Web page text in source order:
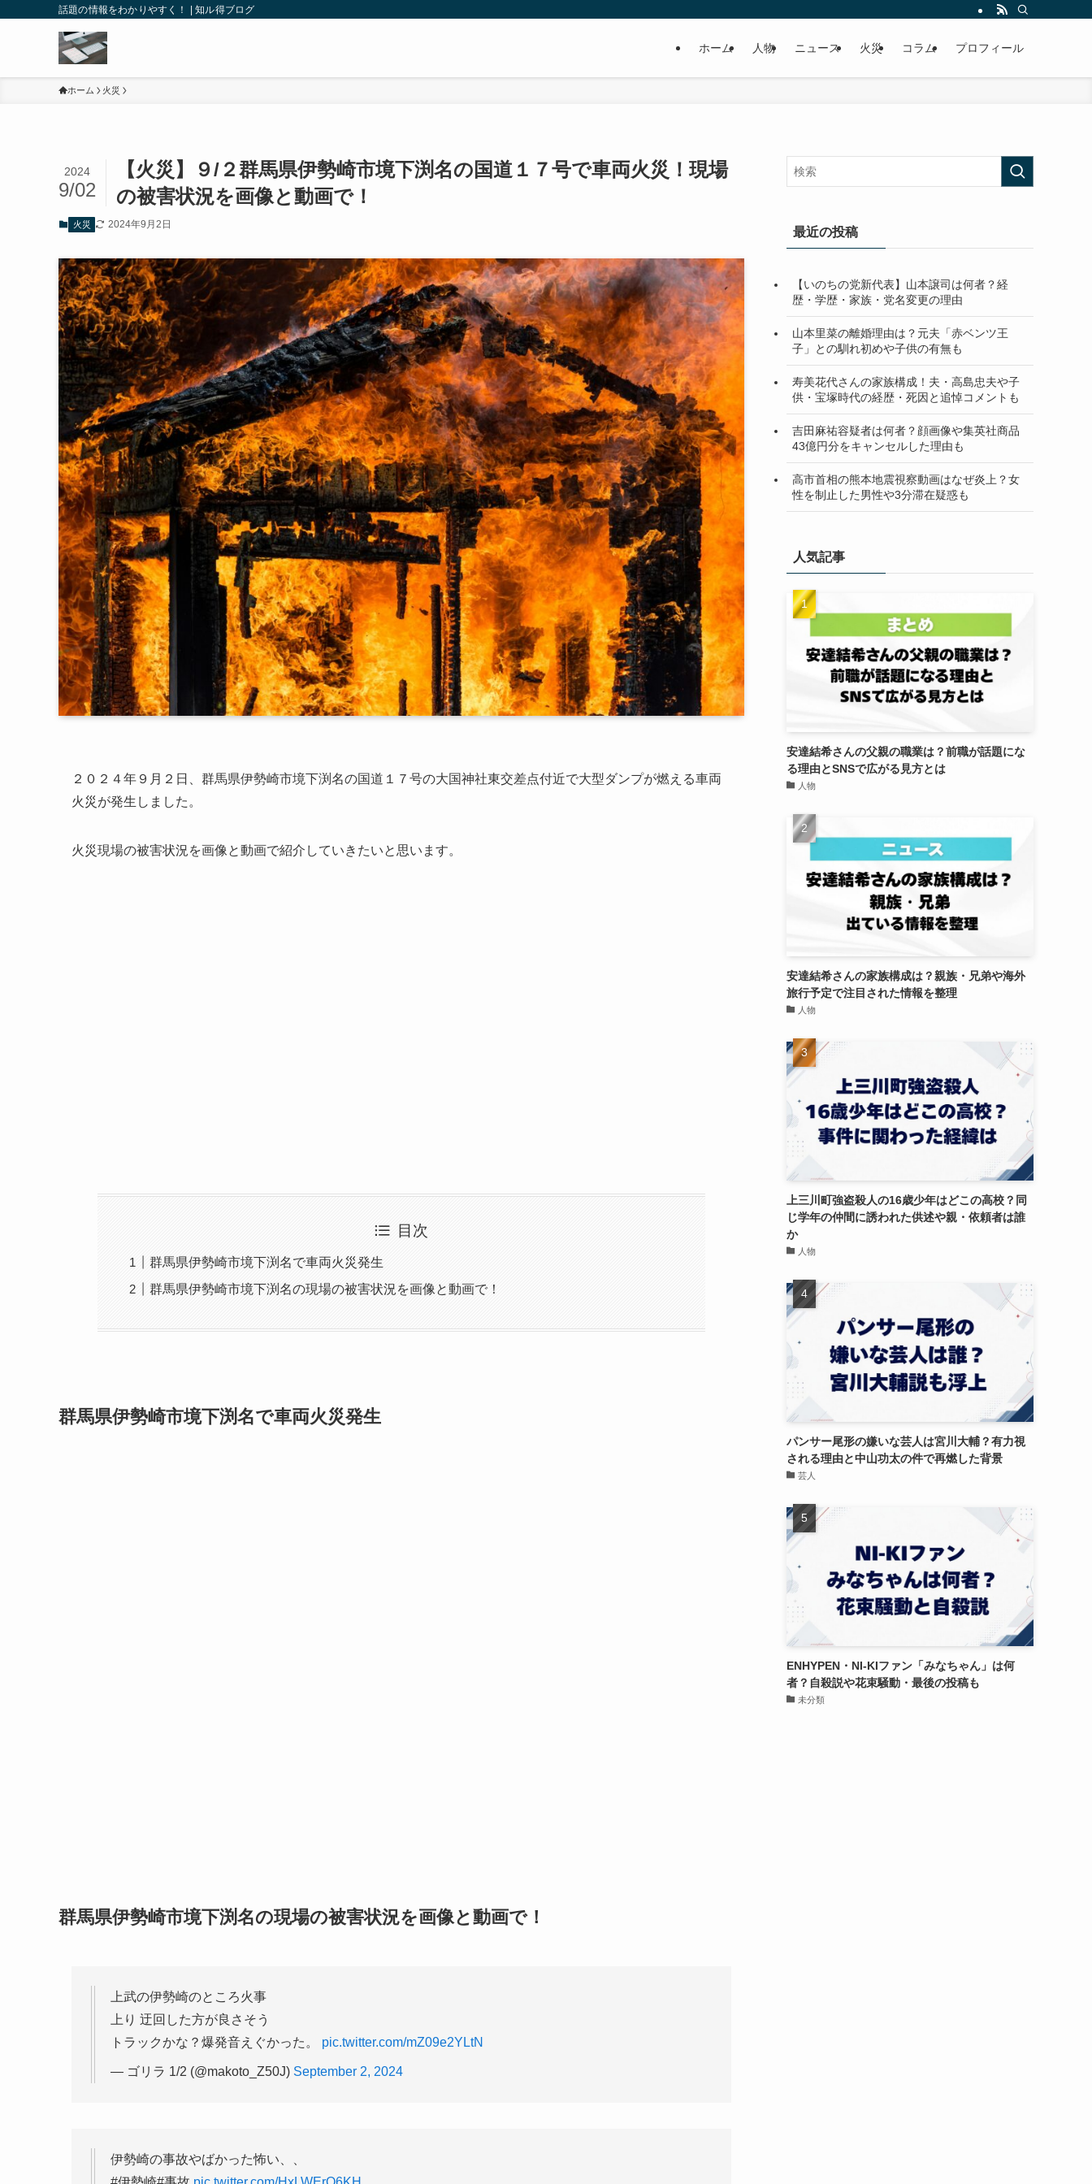
話題の情報をわかりやすく！ | 知ル得ブログ
ホーム 人物 ニュース 火災 コラム プロフィール
ホーム 火災
【火災】９/２群馬県伊勢崎市境下渕名の国道１７号で車両火災！現場
の被害状況を画像と動画で！
2024
9/02
火災 2024年9月2日
２０２４年９月２日、群馬県伊勢崎市境下渕名の国道１７号の大国神社東交差点付近で大型ダンプが燃える車両
火災が発生しました。
火災現場の被害状況を画像と動画で紹介していきたいと思います。
目次
群馬県伊勢崎市境下渕名で車両火災発生
群馬県伊勢崎市境下渕名の現場の被害状況を画像と動画で！
群馬県伊勢崎市境下渕名で車両火災発生
群馬県伊勢崎市境下渕名の現場の被害状況を画像と動画で！
上武の伊勢崎のところ火事
上り 迂回した方が良さそう
トラックかな？爆発音えぐかった。 pic.twitter.com/mZ09e2YLtN
— ゴリラ 1/2 (@makoto_Z50J) September 2, 2024
伊勢崎の事故やばかった怖い、、
最近の投稿
【いのちの党新代表】山本譲司は何者？経
歴・学歴・家族・党名変更の理由
山本里菜の離婚理由は？元夫「赤ベンツ王
子」との馴れ初めや子供の有無も
寿美花代さんの家族構成！夫・高島忠夫や子
供・宝塚時代の経歴・死因と追悼コメントも
吉田麻祐容疑者は何者？顔画像や集英社商品
43億円分をキャンセルした理由も
高市首相の熊本地震視察動画はなぜ炎上？女
性を制止した男性や3分滞在疑惑も
人気記事
安達結希さんの父親の職業は？前職が話題にな
る理由とSNSで広がる見方とは
人物
安達結希さんの家族構成は？親族・兄弟や海外
旅行予定で注目された情報を整理
人物
上三川町強盗殺人の16歳少年はどこの高校？同
じ学年の仲間に誘われた供述や親・依頼者は誰
か
人物
パンサー尾形の嫌いな芸人は宮川大輔？有力視
される理由と中山功太の件で再燃した背景
芸人
ENHYPEN・NI-KIファン「みなちゃん」は何
者？自殺説や花束騒動・最後の投稿も
未分類